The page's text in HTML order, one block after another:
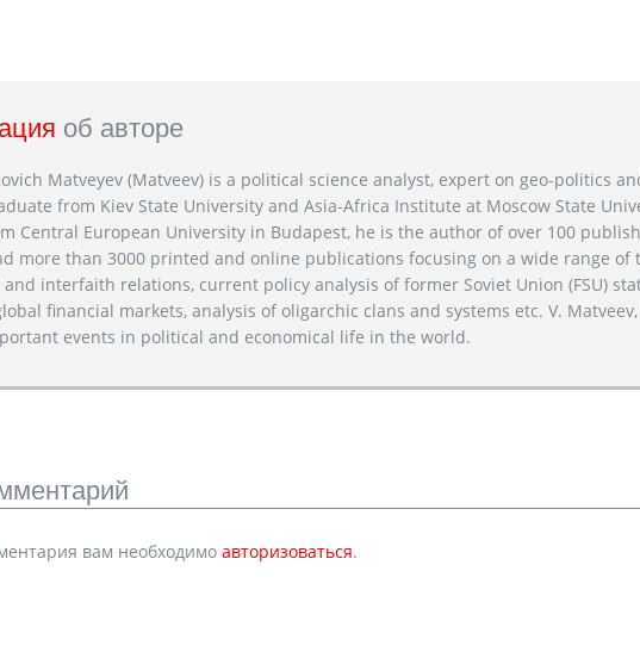
об авторе
Matveyev (Matveev) is a political science analyst, expert on geo-politics
from Kiev State University and Asia-Africa Institute at Moscow State
Central European University in Budapest, he is the author of over 100
more than 3000 printed and online publications focusing on a wide range of
interfaith relations, current policy analysis of former Soviet Union (FSU)
financial markets, analysis of oligarchic clans and systems etc. V.
events in political and economical life in the world.
вам необходимо авторизоваться.